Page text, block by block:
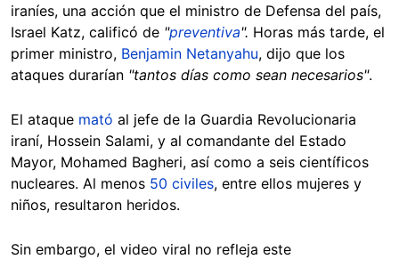
iraníes, una acción que el ministro de Defensa del país,
Israel Katz, calificó de "preventiva". Horas más tarde, el
primer ministro, Benjamin Netanyahu, dijo que los
ataques durarían "tantos días como sean necesarios".
El ataque mató al jefe de la Guardia Revolucionaria
iraní, Hossein Salami, y al comandante del Estado
Mayor, Mohamed Bagheri, así como a seis científicos
nucleares. Al menos 50 civiles, entre ellos mujeres y
niños, resultaron heridos.
Sin embargo, el video viral no refleja este